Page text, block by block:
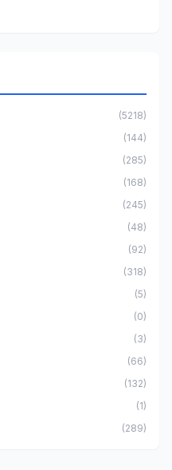
(5218)
(144)
(285)
(168)
(245)
(48)
(92)
(318)
(5)
(0)
(3)
(66)
(132)
(1)
(289)